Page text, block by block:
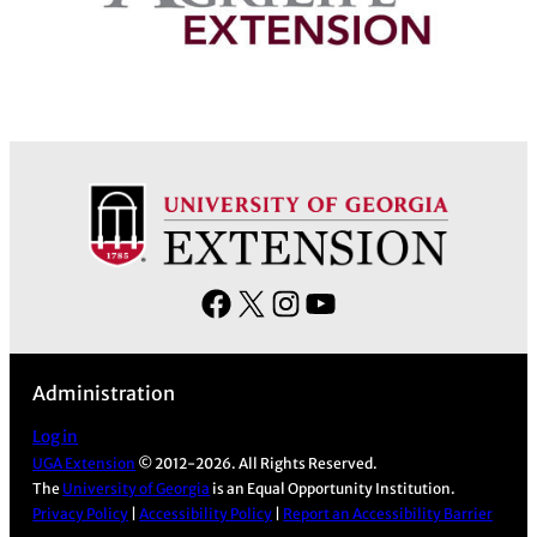
F
o
o
X
I
g
r
b
Administration
Log in
UGA Extension © 2012-2026. All Rights Reserved.
The University of Georgia is an Equal Opportunity Institution.
Privacy Policy |Accessibility Policy | Report an Accessibility Barrier